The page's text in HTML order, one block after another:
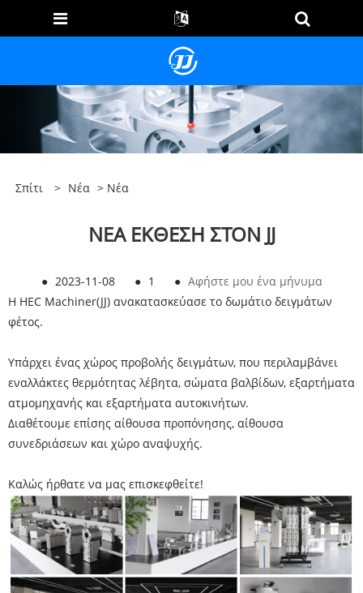
Σπίτι > Νέα > Νέα
ΝΕΑ ΕΚΘΕΣΗ ΣΤΟΝ JJ
● 2023-11-08 ● 1 ● Αφήστε μου ένα μήνυμα
Η HEC Machiner(JJ) ανακατασκεύασε το δωμάτιο δειγμάτων
φέτος.
Υπάρχει ένας χώρος προβολής δειγμάτων, που περιλαμβάνει
εναλλάκτες θερμότητας λέβητα, σώματα βαλβίδων, εξαρτήματα
ατμομηχανής και εξαρτήματα αυτοκινήτων.
Διαθέτουμε επίσης αίθουσα προπόνησης, αίθουσα
συνεδριάσεων και χώρο αναψυχής.
Καλώς ήρθατε να μας επισκεφθείτε!